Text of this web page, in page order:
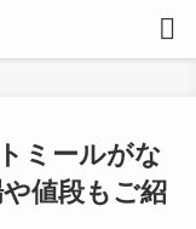
ミールがな
値段もご紹